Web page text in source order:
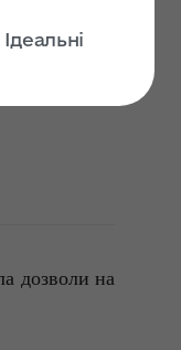
дозволи на